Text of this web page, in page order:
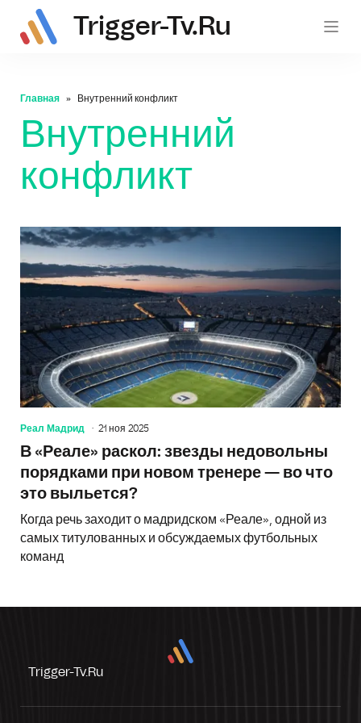
Trigger-Tv.ru
Главная Внутренний конфликт
Внутренний
конфликт
Реал Мадрид 21 ноя 2025
В «Реале» раскол: звезды недовольны
порядками при новом тренере — во что
это выльется?
Когда речь заходит о мадридском «Реале», одной из
самых титулованных и обсуждаемых футбольных
команд
Trigger-Tv.ru